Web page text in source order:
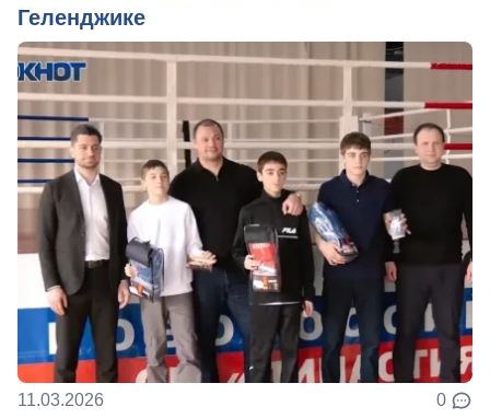
Геленджике
11.03.2026 0